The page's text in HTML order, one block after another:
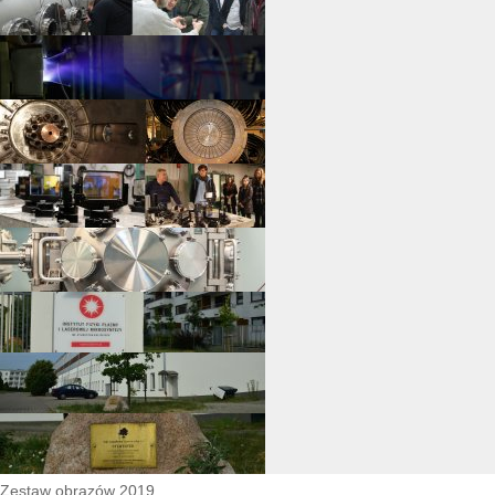
Zestaw obrazów 2019